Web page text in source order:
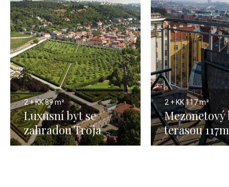
2 + KK89 m²
Luxusní byt se
zahradou Troja
2 + KK117 m²
Mezonetový
terasou 117m